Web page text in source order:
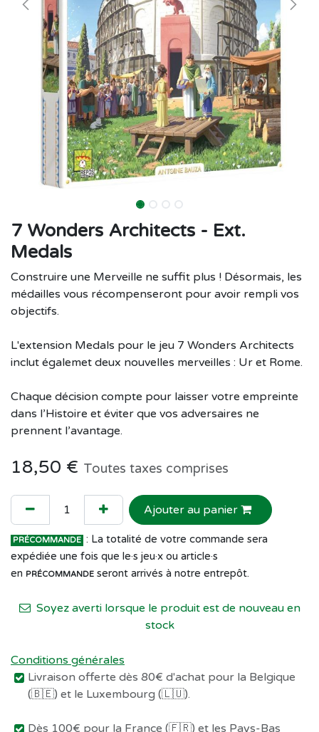
7 Wonders Architects - Ext.
Medals
Construire une Merveille ne suffit plus ! Désormais, les
médailles vous récompenseront pour avoir rempli vos
objectifs.
L'extension Medals pour le jeu 7 Wonders Architects
inclut égalemet deux nouvelles merveilles : Ur et Rome.
Chaque décision compte pour laisser votre empreinte
dans l’Histoire et éviter que vos adversaires ne
prennent l’avantage.
18,50 € Toutes taxes comprises
Ajouter au panier
PRÉCOMMANDE : La totalité de votre commande sera
expédiée une fois que le·s jeu·x ou article·s
en PRÉCOMMANDE seront arrivés à notre entrepôt.
Soyez averti lorsque le produit est de nouveau en
stock
Conditions générales
Livraison offerte dès 80€ d'achat pour la Belgique
(🇧🇪) et le Luxembourg (🇱🇺).
Dès 100€ pour la France (🇫🇷) et les Pays-Bas